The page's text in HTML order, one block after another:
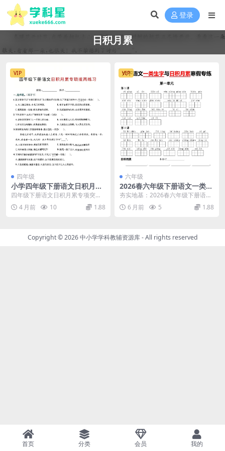
登录
日积月累
VIP
四年级
小学四年级下册语文日积月累
专项拔高练习题电子版分享
四年级下册语文日积月累专项突破
为了帮助同学们更好地掌握四年级
下册语文课本中的精...
4 月前 10 1.88
VIP
六年级
2026春六年级下册语文一类生
字与日积月累寒假同步专项练
习电子版资料
夯实地基：2026春六年级下册语文
一类生字与日积月累寒假专练解析
大家好，我是学...
6 月前 5 1.88
Copyright © 2026中小学学科教辅资源库- All rights reserved
首页 分类 会员 我的